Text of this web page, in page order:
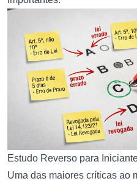
Estudo Reverso para
Uma das maiores críticas ao